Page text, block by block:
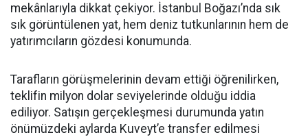
mekânlarıyla dikkat çekiyor. İstanbul Boğazı’nda sık
sık görüntülenen yat, hem deniz tutkunlarının hem de
yatırımcıların gözdesi konumunda.
Tarafların görüşmelerinin devam ettiği öğrenilirken,
teklifin milyon dolar seviyelerinde olduğu iddia
ediliyor. Satışın gerçekleşmesi durumunda yatın
önümüzdeki aylarda Kuveyt’e transfer edilmesi